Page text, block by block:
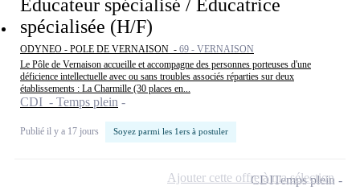
Educateur spécialisé / Educatrice
spécialisée (H/F)
ODYNEO - POLE DE VERNAISON - 69 - VERNAISON
Le Pôle de Vernaison accueille et accompagne des personnes porteuses d'une
déficience intellectuelle avec ou sans troubles associés réparties sur deux
établissements : La Charmille (30 places en...
CDI - Temps plein
Publié il y a 17 jours Soyez parmi les 1ers à postuler
CDITemps plein
Ajouter cette offre à ma sélection